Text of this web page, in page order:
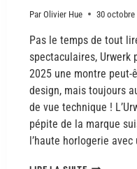
Par Olivier Hue 30 octobre
Pas le temps de tout
spectaculaires, Urwerk
2025 une montre peut-
design, mais toujours
de vue technique !
pépite de la marque
l’haute horlogerie